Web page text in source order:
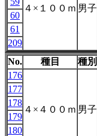
４×１００ｍ 男子
60
61
209
No.
種目 種別
176
４×４００ｍ 男子
177
178
179
180